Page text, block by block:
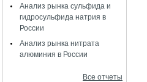
Анализ рынка сульфида и
гидросульфида натрия в
России
Анализ рынка нитрата
алюминия в России
Все отчеты